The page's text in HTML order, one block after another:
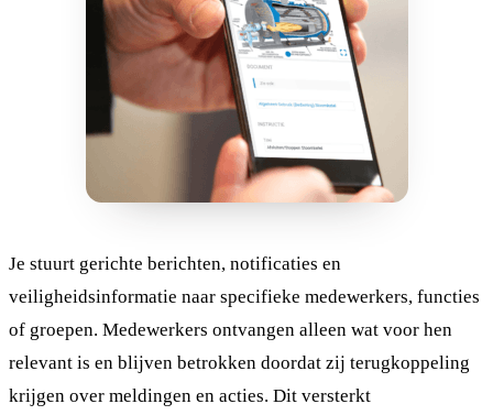
Je stuurt gerichte berichten, notificaties en
veiligheidsinformatie naar specifieke medewerkers, functies
of groepen. Medewerkers ontvangen alleen wat voor hen
relevant is en blijven betrokken doordat zij terugkoppeling
krijgen over meldingen en acties. Dit versterkt